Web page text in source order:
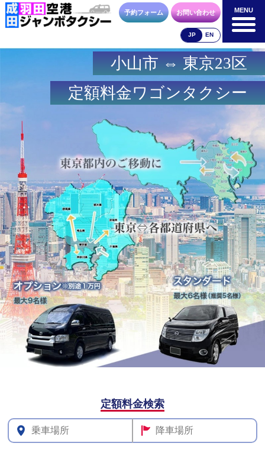
MENU
料金表
羽田空港
料金表
空港送迎以外
料金表
車種・荷物 お支払方法 合流方法
お問合せ 予約フォーム
その他料
予約フォーム お問い合わせ
JP EN
MENU
小山市 ⇔ 東京23区
定額料金ワゴンタクシー
定額料金検索